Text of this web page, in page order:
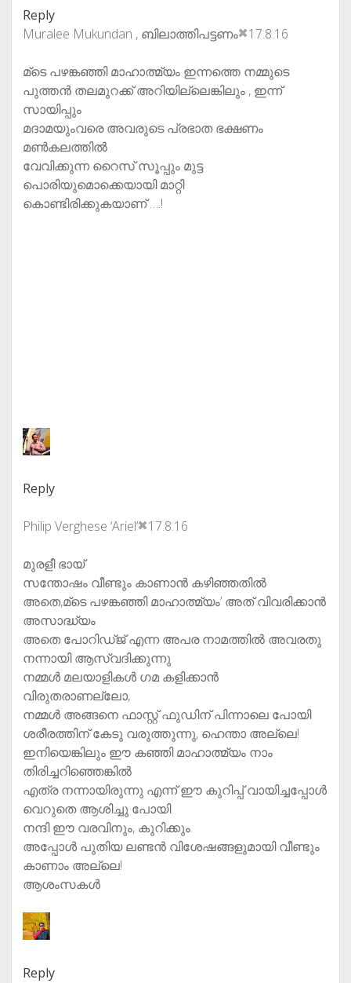
Reply
Muralee Mukundan , ബിലാത്തിപട്ടണം
17.8.16
മ്ടെ പഴങ്കഞ്ഞി മാഹാത്മ്യം ഇന്നത്തെ നമ്മുടെ
പുത്തൻ തലമുറക്ക് അറിയില്ലെങ്കിലും , ഇന്ന്
സായിപ്പും
മദാമയുംവരെ അവരുടെ പ്രഭാത ഭക്ഷണം
മൺകലത്തിൽ
വേവിക്കുന്ന റൈസ് സൂപ്പും മുട്ട
പൊരിയുമൊക്കെയായി മാറ്റി
കൊണ്ടിരിക്കുകയാണ് ….!
Reply
Philip Verghese ‘Ariel’ 17.8.16
മുരളീ ഭായ്
സന്തോഷം വീണ്ടും കാണാൻ കഴിഞ്ഞതിൽ
അതെ,മ്ടെ പഴങ്കഞ്ഞി മാഹാത്മ്യം’ അത് വിവരിക്കാൻ
അസാദ്ധ്യം
അതെ പോറിഡ്ജ് എന്ന അപര നാമത്തിൽ അവരതു
നന്നായി ആസ്വദിക്കുന്നു
നമ്മൾ മലയാളികൾ ഗമ കളിക്കാൻ
വിരുതരാണല്ലോ,
നമ്മൾ അങ്ങനെ ഫാസ്റ്റ് ഫുഡിന് പിന്നാലെ പോയി
ശരീരത്തിന് കേടു വരുത്തുന്നു, ഹെന്താ അല്ലെ!
ഇനിയെങ്കിലും ഈ കഞ്ഞി മാഹാത്മ്യം നാം
തിരിച്ചറിഞ്ഞെങ്കിൽ
എത്ര നന്നായിരുന്നു എന്ന് ഈ കുറിപ്പ് വായിച്ചപ്പോൾ
വെറുതെ ആശിച്ചു പോയി
നന്ദി ഈ വരവിനും, കുറിക്കും.
അപ്പോൾ പുതിയ ലണ്ടൻ വിശേഷങ്ങളുമായി വീണ്ടും
കാണാം അല്ലെ!
ആശംസകൾ
Reply